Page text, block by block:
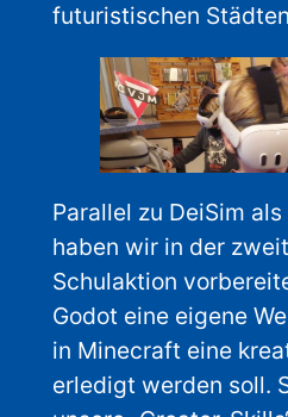
futuristischen
Parallel zu DeiSim
haben wir in der
Schulaktion
Godot eine eigene
in Minecraft eine
erledigt werden soll.